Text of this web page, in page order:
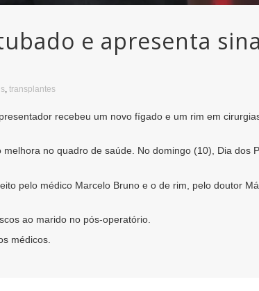
e apresenta
, transplantes
recebeu um novo fígado e um rim em
no quadro de saúde. No domingo (10), Dia dos
pelo médico Marcelo Bruno e o de rim, pelo doutor
ao marido no pós-operatório.
médicos.